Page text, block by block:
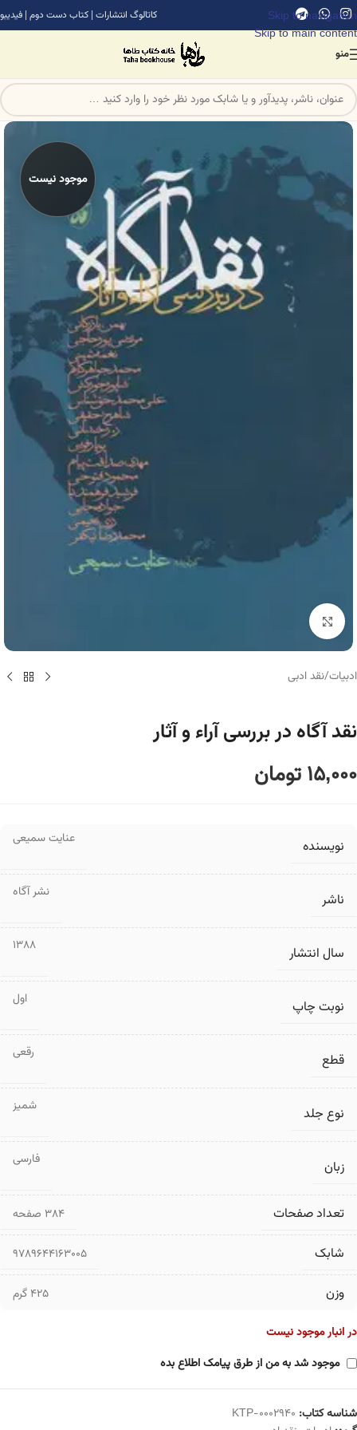
Skip to navigation
Skip to main content
کاتالوگ انتشارات | کتاب دست دوم | فیدیبو
منو
موجود نیست
برای بزرگنمایی کلیک کنید
ادبیات/نقد ادبی
نقد آگاه در بررسی آراء و آثار
15,000تومان
نویسنده عنایت سمیعی
ناشر نشر آگاه
سال انتشار 1388
نوبت چاپ اول
قطع رقعی
نوع جلد شمیز
زبان فارسی
تعداد صفحات ۳۸۴ صفحه
شابک 9789644163005
وزن 425 گرم
در انبار موجود نیست
موجود شد به من از طرق پیامک اطلاع بده
شناسه کتاب: KTP-0002940